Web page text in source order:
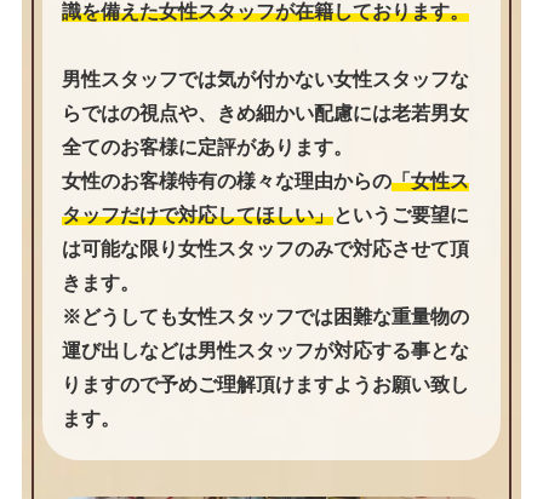
識を備えた女性スタッフが在籍しております。
男性スタッフでは気が付かない女性スタッフな
らではの視点や、きめ細かい配慮には老若男女
全てのお客様に定評があります。
女性のお客様特有の様々な理由からの「女性ス
タッフだけで対応してほしい」というご要望に
は可能な限り女性スタッフのみで対応させて頂
きます。
※どうしても女性スタッフでは困難な重量物の
運び出しなどは男性スタッフが対応する事とな
りますので予めご理解頂けますようお願い致し
ます。